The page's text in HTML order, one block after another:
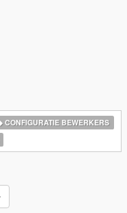
CONFIGURATIE BEWERKERS